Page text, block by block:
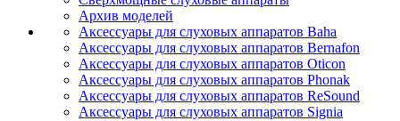
Архив моделей
Аксессуары для слуховых аппаратов Baha
Аксессуары для слуховых аппаратов Bernafon
Аксессуары для слуховых аппаратов Oticon
Аксессуары для слуховых аппаратов Phonak
Аксессуары для слуховых аппаратов ReSound
Аксессуары для слуховых аппаратов Signia